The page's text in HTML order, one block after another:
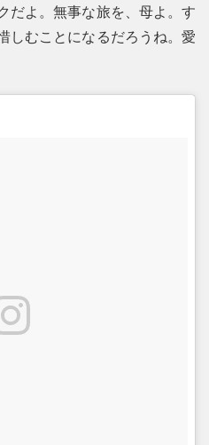
だよ。無事な旅を、母よ。す
しむことになるだろうね。愛